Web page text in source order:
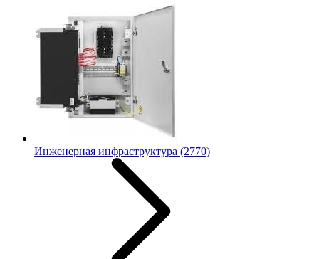
Инженерная инфраструктура (2770)